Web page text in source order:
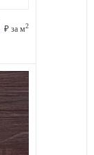
₽ за м2